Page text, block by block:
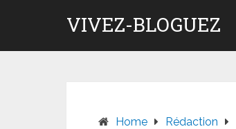
VIVEZ-BLOGUEZ
Home Rédaction